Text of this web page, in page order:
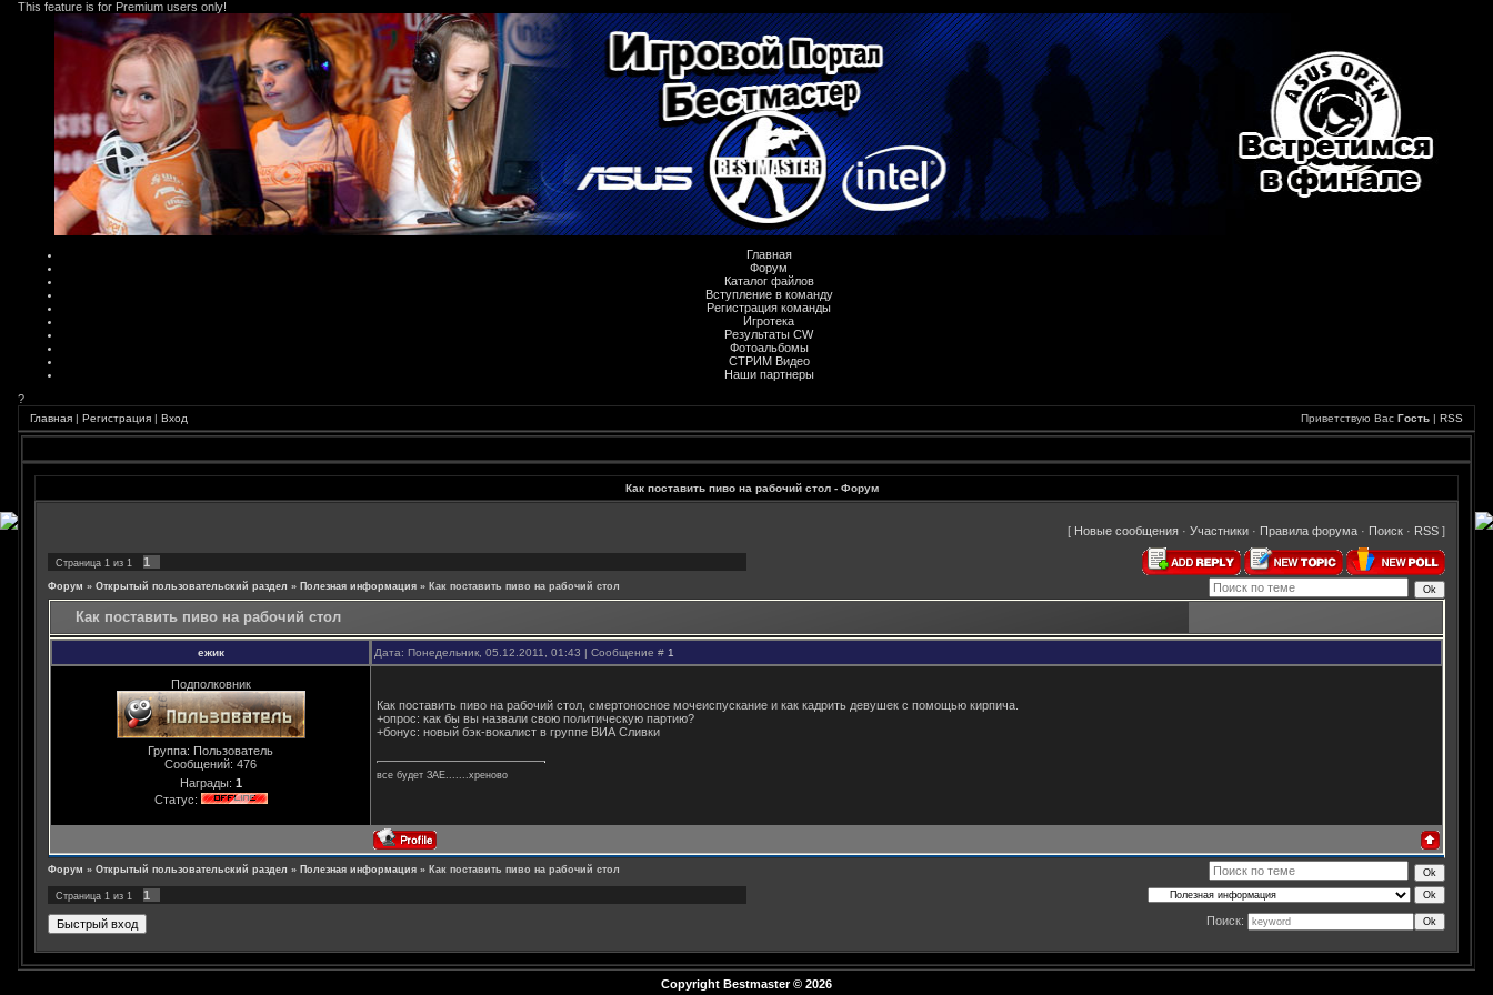
This feature is for Premium users only!
Главная
Форум
Каталог файлов
Вступление в команду
Регистрация команды
Игротека
Результаты CW
Фотоальбомы
СТРИМ Видео
Наши партнеры
?
Главная | Регистрация | Вход Приветствую Вас Гость | RSS
Как поставить пиво на рабочий стол - Форум
[ Новые сообщения · Участники · Правила форума · Поиск · RSS ]
Страница 1 из 1 1
Форум » Открытый пользовательский раздел » Полезная информация » Как поставить пиво на рабочий стол
Как поставить пиво на рабочий стол
ежик Дата: Понедельник, 05.12.2011, 01:43 | Сообщение # 1
Подполковник
Группа: Пользователь
Сообщений: 476
Награды: 1
Статус:
Как поставить пиво на рабочий стол, смертоносное мочеиспускание и как кадрить девушек с помощью кирпича.
+опрос: как бы вы назвали свою политическую партию?
+бонус: новый бэк-вокалист в группе ВИА Сливки
все будет ЗАЕ.......хреново
Форум » Открытый пользовательский раздел » Полезная информация » Как поставить пиво на рабочий стол
Страница 1 из 1
1
Поиск:
Copyright Bestmaster© 2026